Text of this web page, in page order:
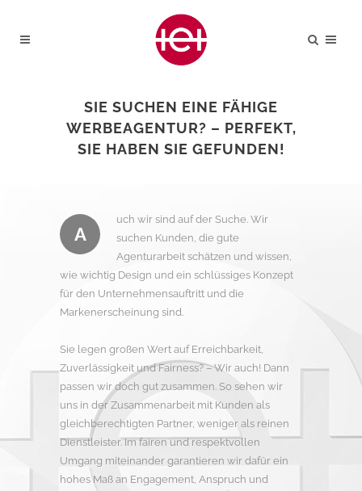
SIE SUCHEN EINE FÄHIGE
WERBEAGENTUR? – PERFEKT,
SIE HABEN SIE GEFUNDEN!
A
uch wir sind auf der Suche. Wir
suchen Kunden, die gute
Agenturarbeit schätzen und wissen,
wie wichtig Design und ein schlüssiges Konzept
für den Unternehmensauftritt und die
Markenerscheinung sind.
Sie legen großen Wert auf Erreichbarkeit,
Zuverlässigkeit und Fairness? – Wir auch! Dann
passen wir doch gut zusammen. So sehen wir
uns in der Zusammenarbeit mit Kunden als
gleichberechtigten Partner, weniger als reinen
Dienstleister. Im fairen und respektvollen
Umgang miteinander garantieren wir dafür ein
hohes Maß an Engagement, Anspruch und